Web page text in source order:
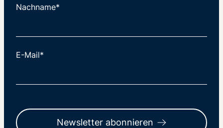
Nachname*
E-Mail*
Newsletter abonnieren